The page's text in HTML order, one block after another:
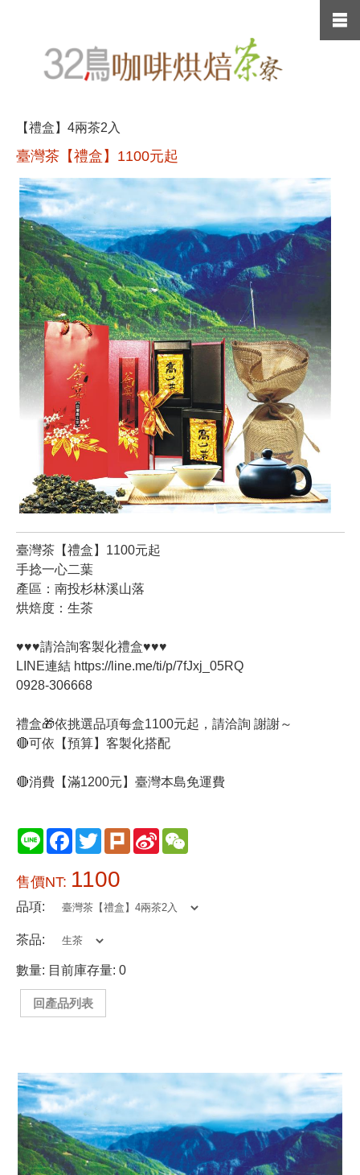
【禮盒】4兩茶2入
臺灣茶【禮盒】1100元起
臺灣茶【禮盒】1100元起
手捻一心二葉
產區：南投杉林溪山落
烘焙度：生茶
♥️♥️♥️請洽詢客製化禮盒♥️♥️♥️
LINE連結 https://line.me/ti/p/7fJxj_05RQ
0928-306668
禮盒🎁依挑選品項每盒1100元起，請洽詢 謝謝～
🔴可依【預算】客製化搭配
🔴消費【滿1200元】臺灣本島免運費
Line Facebook
TwitterPlurk Sina
Weibo
售價NT: 1100
品項:
茶品:
數量: 目前庫存量: 0
回產品列表